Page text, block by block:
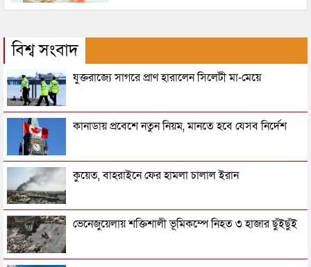
বিশ্ব সংবাদ
যুক্তরাজ্যে সাগরে প্রাণ হারালেন সিলেটী মা-মেয়ে
কানাডায় প্রবেশে নতুন নিয়ম, মানতে হবে যেসব নির্দেশ
কুয়েত, বাহরাইনে ফের হামলা চালাল ইরান
ভেনেজুয়েলায় শক্তিশালী ভূমিকম্পে নিহত ৩ হাজার ছুঁইছুঁই